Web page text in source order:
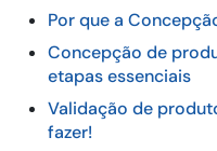
Por que a
Concepção de
etapas essenciais
Validação de
fazer!